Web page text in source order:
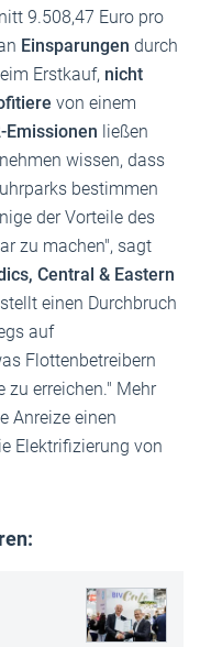
9.508,47 Euro pro
Einsparungen durch
Erstkauf, nicht
von einem
Emissionen ließen
wissen, dass
bestimmen
der Vorteile des
zu machen", sagt
Central & Eastern
einen Durchbruch
auf
Flottenbetreibern
zu erreichen." Mehr
Anreize einen
Elektrifizierung von